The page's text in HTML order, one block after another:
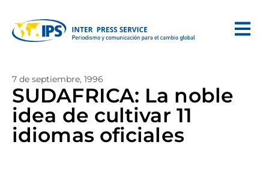
7 de septiembre, 1996
SUDAFRICA: La noble
idea de cultivar 11
idiomas oficiales